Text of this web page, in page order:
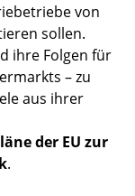
von
sollen.
ihre Folgen für
– zu
aus ihrer
der EU zur
.